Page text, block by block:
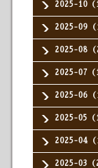
2025-10（
2025-09（
2025-08（
2025-07（
2025-06（
2025-05（
2025-04（
2025-03（